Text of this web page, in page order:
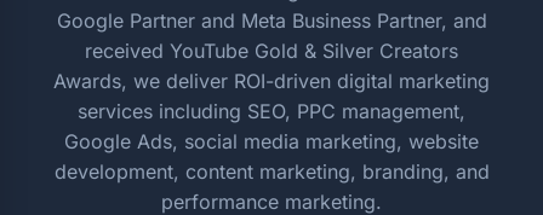
Google Partner and Meta Business Partner, and
received YouTube Gold & Silver Creators
Awards, we deliver ROI-driven digital marketing
services including SEO, PPC management,
Google Ads, social media marketing, website
development, content marketing, branding, and
performance marketing.